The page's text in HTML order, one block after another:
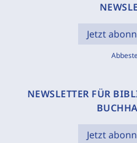
Jetzt
NEWSLETTER FÜR
Jetzt